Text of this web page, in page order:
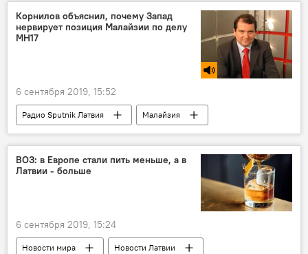
продукты питания
Корнилов объяснил, почему Запад
нервирует позиция Малайзии по делу
МН17
6 сентября 2019, 15:52
Радио Sputnik Латвия
Малайзия
крушение Boeing рейса MH17
Boeing
Владимир Корнилов
ВОЗ: в Европе стали пить меньше, а в
Латвии - больше
6 сентября 2019, 15:24
Новости мира
Новости Латвии